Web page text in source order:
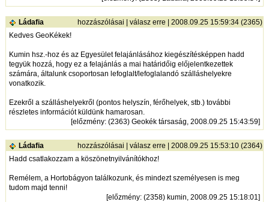
Ládafia hozzászólásai |válasz erre | 2008.09.25 15:59:34 (2365)
Kedves GeoKékek!
Kumin hsz.-hoz és az Egyesület felajánlásához kiegészítésképpen hadd
tegyük hozzá, hogy ez a felajánlás a mai határidőig előjelentkezettek
számára, általunk csoportosan lefoglalt/lefoglalandó szálláshelyekre
vonatkozik.
Ezekről a szálláshelyekről (pontos helyszín, férőhelyek, stb.) további
részletes információt küldünk hamarosan.
[előzmény: (2363) Geokék társaság, 2008.09.25 15:43:59]
Ládafia hozzászólásai |válasz erre | 2008.09.25 15:53:10 (2364)
Hadd csatlakozzam a köszönetnyilvánítókhoz!
Remélem, a Hortobágyon találkozunk, és mindezt személyesen is meg
tudom majd tenni!
[előzmény: (2358) kumin, 2008.09.25 15:18:01]